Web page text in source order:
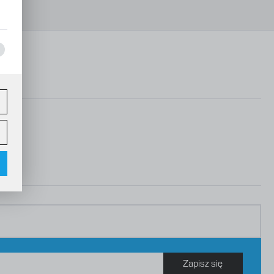
Zapisz się